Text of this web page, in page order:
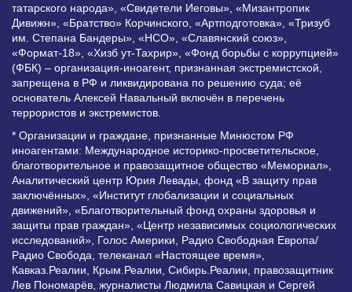
татарского народа», «Свидетели Иеговы», «Мизантропик
Дивижн», «Братство» Корчинского, «Артподготовка», «Тризуб
им. Степана Бандеры», «НСО», «Славянский союз»,
«Формат-18», «Хизб ут-Тахрир», «Фонд борьбы с коррупцией»
(ФБК) – организация-иноагент, признанная экстремистской,
запрещена в РФ и ликвидирована по решению суда; её
основатель Алексей Навальный включён в перечень
террористов и экстремистов.
* Организации и граждане, признанные Минюстом РФ
иноагентами: Международное историко-просветительское,
благотворительное и правозащитное общество «Мемориал»,
Аналитический центр Юрия Левады, фонд «В защиту прав
заключённых», «Институт глобализации и социальных
движений», «Благотворительный фонд охраны здоровья и
защиты прав граждан», «Центр независимых социологических
исследований», Голос Америки, Радио Свободная Европа/
Радио Свобода, телеканал «Настоящее время»,
Кавказ.Реалии, Крым.Реалии, Сибирь.Реалии, правозащитник
Лев Пономарёв, журналисты Людмила Савицкая и Сергей